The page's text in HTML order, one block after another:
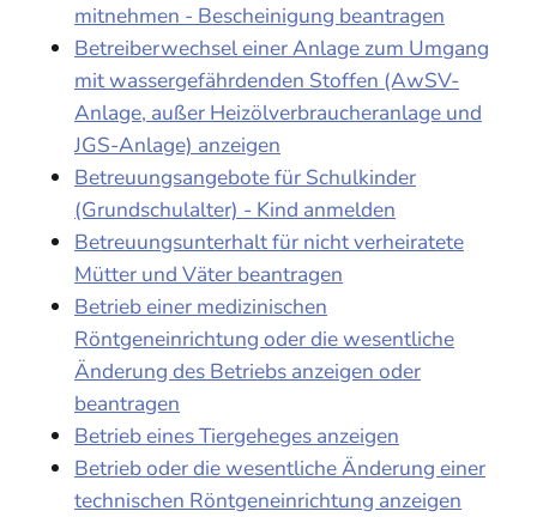
mitnehmen - Bescheinigung beantragen
Betreiberwechsel einer Anlage zum Umgang
mit wassergefährdenden Stoffen (AwSV-
Anlage, außer Heizölverbraucheranlage und
JGS-Anlage) anzeigen
Betreuungsangebote für Schulkinder
(Grundschulalter) - Kind anmelden
Betreuungsunterhalt für nicht verheiratete
Mütter und Väter beantragen
Betrieb einer medizinischen
Röntgeneinrichtung oder die wesentliche
Änderung des Betriebs anzeigen oder
beantragen
Betrieb eines Tiergeheges anzeigen
Betrieb oder die wesentliche Änderung einer
technischen Röntgeneinrichtung anzeigen